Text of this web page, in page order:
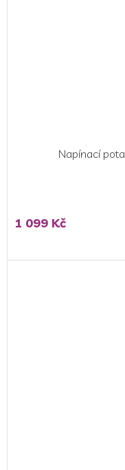
Napínací
hodnocení
produktu
5,0
1 099 Kč